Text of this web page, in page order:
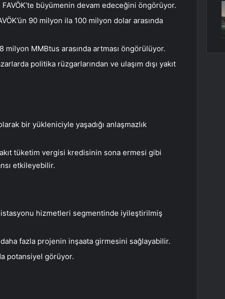
büyümenin devam edeceğini öngörüyor.
90 milyon ila 100 milyon dolar arasında
milyon MMBtus arasında artması öngörülüyor.
politika rüzgarlarından ve ulaşım dışı yakıt
bir yükleniciyle yaşadığı anlaşmazlık
tüketim vergisi kredisinin sona ermesi gibi
etkileyebilir.
istasyonu hizmetleri segmentinde iyileştirilmiş
fazla projenin inşaata girmesini sağlayabilir.
potansiyel görüyor.